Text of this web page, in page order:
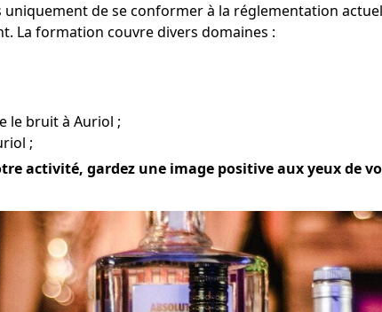
uniquement de se conformer à la réglementation
La formation couvre divers domaines :
le bruit à Auriol ;
;
activité, gardez une image positive aux yeux de